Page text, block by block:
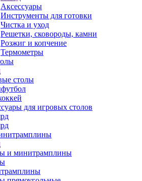
Аксессуары
Инструменты для готовки
Чистка и уход
Решетки, сковороды, камни
Розжиг и копчение
Термометры
столы
для игровых столов
и минитрамплины